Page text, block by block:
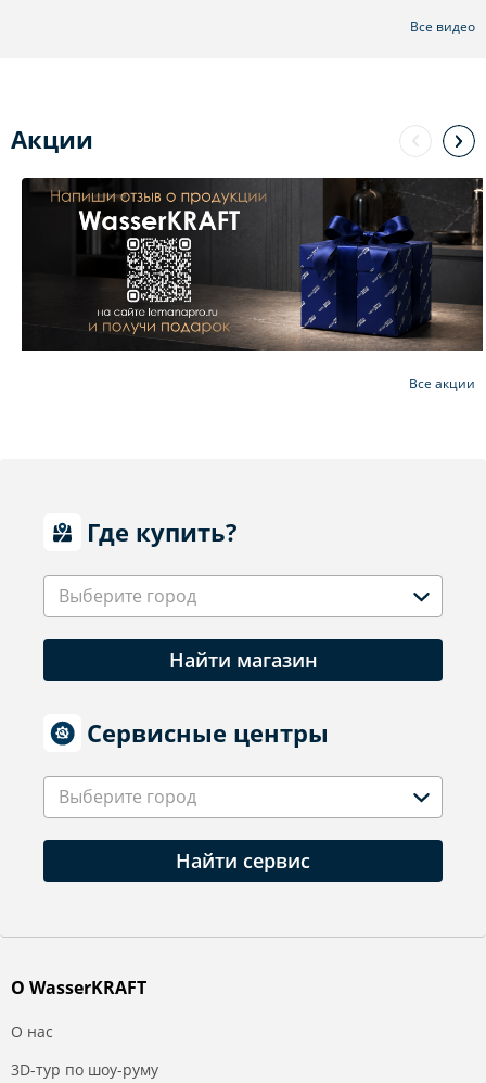
Все видео
Акции
Все акции
Где купить?
Выберите город
Найти магазин
Сервисные центры
Выберите город
Найти сервис
О WasserKRAFT
О нас
3D-тур по шоу-руму